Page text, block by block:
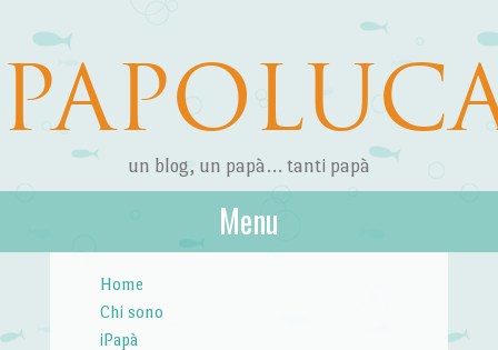
un blog, un papà… tanti papà
Menu
Home
Chi sono
iPapà